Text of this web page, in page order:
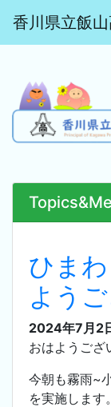
香川県立飯
ひま
よう
2024年7月2
おはようご
今朝も霧雨~
を実施します。